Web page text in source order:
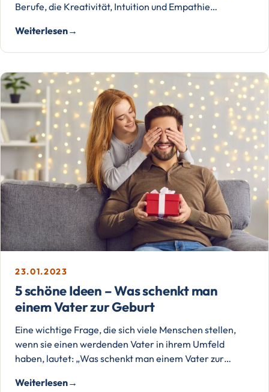
Berufe, die Kreativität, Intuition und Empathie…
Weiterlesen
23.01.2023
5 schöne Ideen – Was schenkt man
einem Vater zur Geburt
Eine wichtige Frage, die sich viele Menschen stellen,
wenn sie einen werdenden Vater in ihrem Umfeld
haben, lautet: „Was schenkt man einem Vater zur…
Weiterlesen